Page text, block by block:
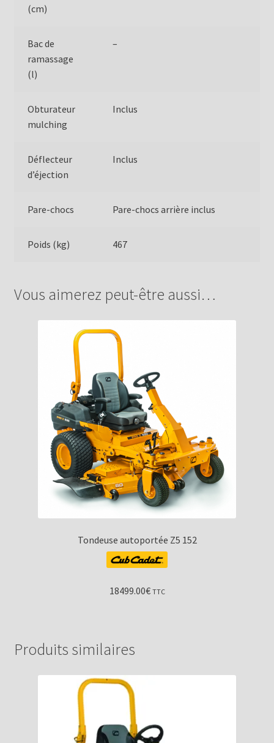
(cm)
Bac de
ramassage
(l)
–
Obturateur
mulching
Inclus
Déflecteur
d’éjection
Inclus
Pare-chocs Pare-chocs arrière inclus
Poids (kg) 467
Vous aimerez peut-être aussi…
Tondeuse autoportée Z5 152
18499.00€ TTC
Produits similaires